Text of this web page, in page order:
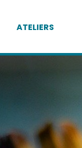
ATELIERS